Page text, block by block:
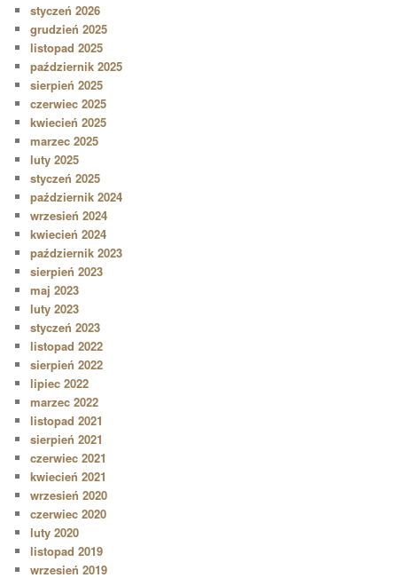
styczeń 2026
grudzień 2025
listopad 2025
październik 2025
sierpień 2025
czerwiec 2025
kwiecień 2025
marzec 2025
luty 2025
styczeń 2025
październik 2024
wrzesień 2024
kwiecień 2024
październik 2023
sierpień 2023
maj 2023
luty 2023
styczeń 2023
listopad 2022
sierpień 2022
lipiec 2022
marzec 2022
listopad 2021
sierpień 2021
czerwiec 2021
kwiecień 2021
wrzesień 2020
czerwiec 2020
luty 2020
listopad 2019
wrzesień 2019